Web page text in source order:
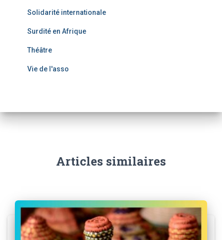
Solidarité internationale
Surdité en Afrique
Théâtre
Vie de l'asso
Articles similaires